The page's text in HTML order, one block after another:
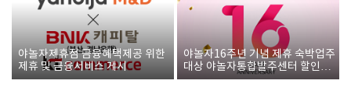
야놀자제휴점 금융혜택제공 위한
제휴 및 금융서비스 게시
야놀자16주년 기념 제휴 숙박업주
대상 야놀자통합발주센터 할인쿠
폰 증정